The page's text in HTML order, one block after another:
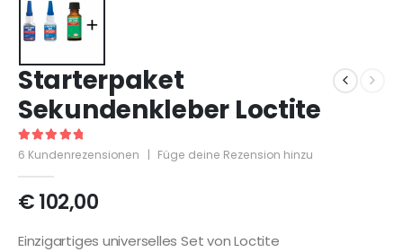
Starterpaket
Sekundenkleber Loctite
5 out of 5
6 Kundenrezensionen | Füge deine Rezension hinzu
€102,00
Einzigartiges universelles Set von Loctite